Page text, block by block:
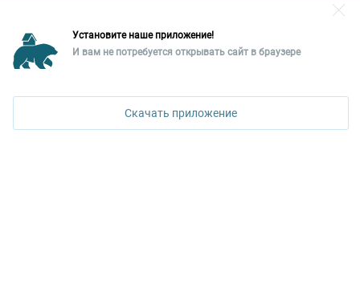
Уральская палата недвижимости
620026, Екатеринбург,
КОНТАКТЫ УПН
Установите наше приложение!
И вам не потребуется открывать сайт в браузере
Скачать приложение